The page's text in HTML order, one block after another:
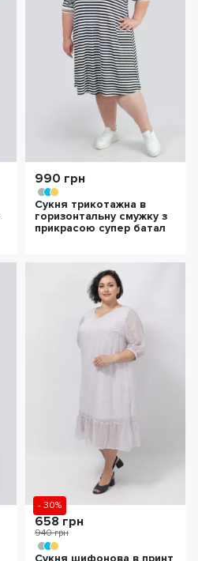
990 грн
Сукня трикотажна в
горизонтальну смужку з
прикрасою супер батал
- 30%
658 грн
940 грн
Сукня шифонова в принт